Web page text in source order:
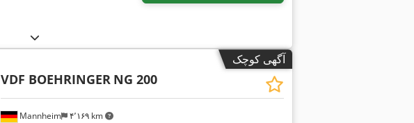
آگهی کوچک
Mannheim ۴٬۱۶۹ km
VDF BOEHRINGER NG 200